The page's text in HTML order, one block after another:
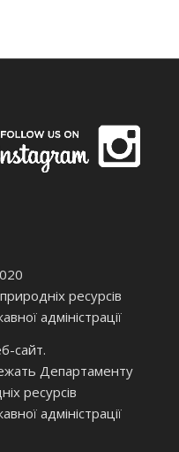
ресурсів
адміністрації
сайт.
Департаменту
ресурсів
адміністрації